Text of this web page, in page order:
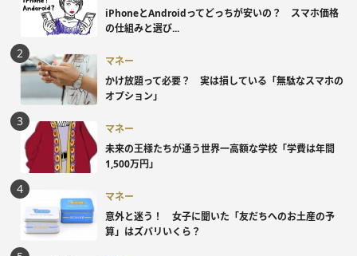
iPhoneとAndroidってどっちが安いの？ スマホ価格
の仕組みと選び...
マネー
かけ放題って必要？ 実は損している「無駄なスマホの
オプション」
マネー
未来の王様たちが通う世界一高額な学校「学費は年間
1,500万円」
マネー
意外と迷う！ 女子に聞いた「友だちへのお土産の予
算」はズバリいくら？